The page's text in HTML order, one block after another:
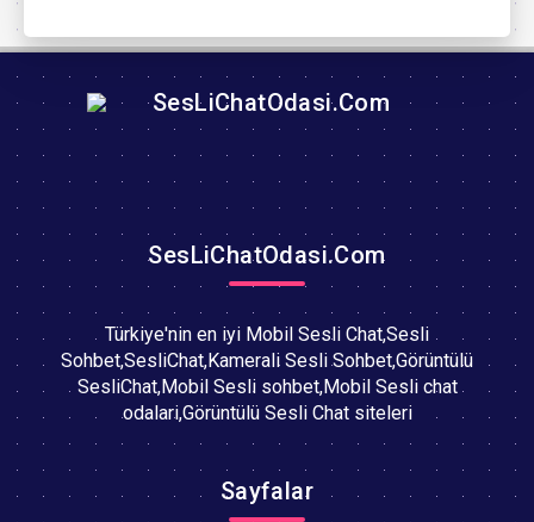
SesLiChatOdasi.Com
SesLiChatOdasi.Com
Türkiye'nin en iyi Mobil Sesli Chat,Sesli
Sohbet,SesliChat,Kamerali Sesli Sohbet,Görüntülü
SesliChat,Mobil Sesli sohbet,Mobil Sesli chat
odalari,Görüntülü Sesli Chat siteleri
Sayfalar